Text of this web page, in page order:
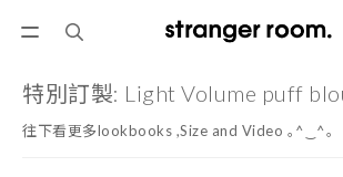
特別訂製: Light Volume puff
往下看更多lookbooks ,Size and Video ｡^‿^｡